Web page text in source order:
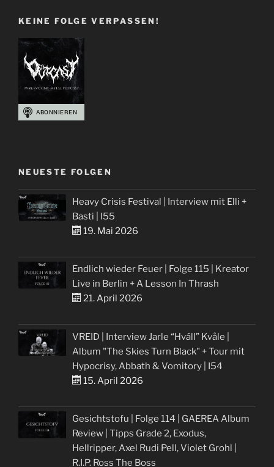
KEINE FOLGE VERPASSEN!
NEUESTE FOLGEN
Heavy Crisis Festival | Interview mit Elli +
Basti | I55
19. Mai 2026
Endlich wieder Feuer | Folge 115 | Kreator
Live in Berlin + A Lesson In Thrash
21. April 2026
VREID | Interview Jarle “Hváll” Kvåle |
Album "The Skies Turn Black" + Tour mit
Hypocrisy, Abbath & Vomitory | I54
15. April 2026
Gesichtstofu | Folge 114 | GAEREA Album
Review | Tipps Grade 2, Exodus,
Hellripper, Axel Rudi Pell, Violet Grohl |
R.I.P. Ross The Boss